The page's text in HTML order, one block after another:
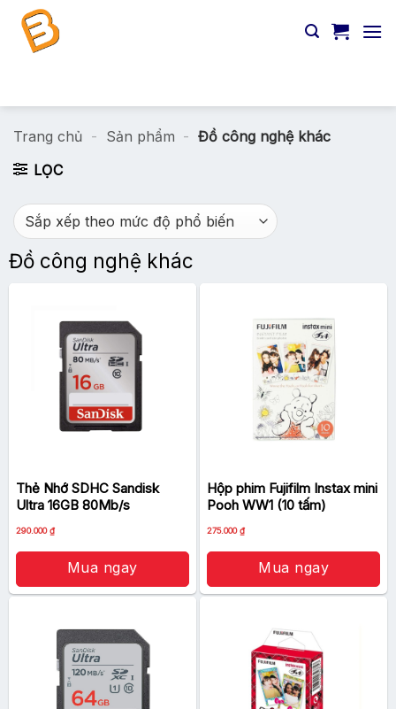
Chuyển
đến
Trang chủ - Sản phẩm - Đồ công nghệ khác
LỌC
Đồ công nghệ khác
Thẻ Nhớ SDHC Sandisk
Ultra 16GB 80Mb/s
290.000₫
Mua ngay
Hộp phim Fujifilm Instax mini
Pooh WW1 (10 tấm)
275.000₫
Mua ngay